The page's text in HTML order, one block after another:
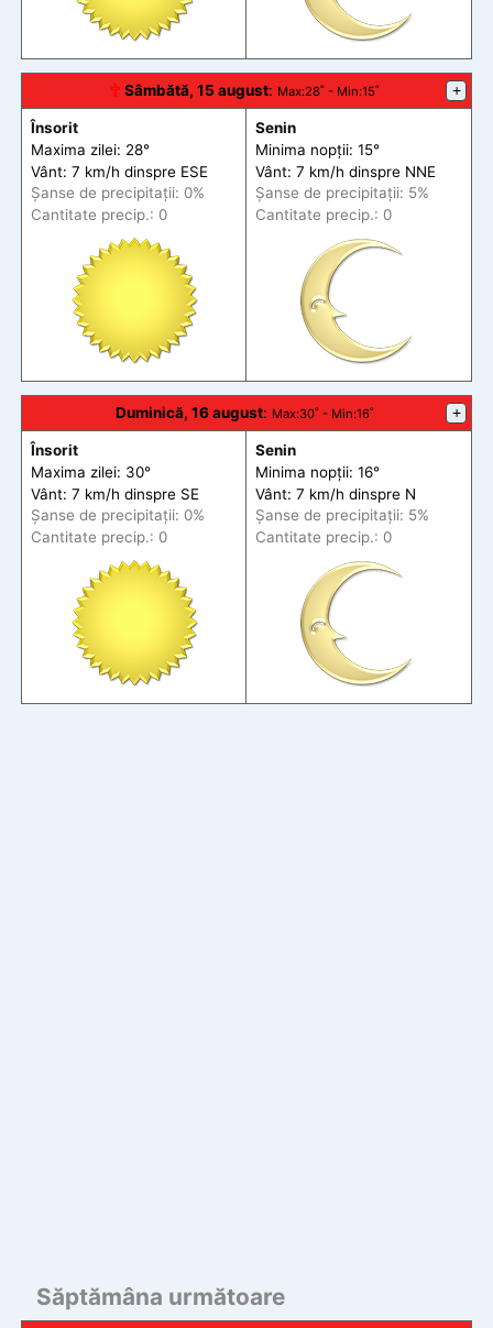
🕆 Sâmbătă, 15 august: Max:28˚ - Min:15˚ +
Însorit
Maxima zilei: 28°
Vânt: 7 km/h dinspre ESE
Șanse de precipitații: 0%
Cantitate precip.: 0
Senin
Minima nopții: 15°
Vânt: 7 km/h dinspre NNE
Șanse de precipitații: 5%
Cantitate precip.: 0
Duminică, 16 august: Max:30˚ - Min:16˚ +
Însorit
Maxima zilei: 30°
Vânt: 7 km/h dinspre SE
Șanse de precipitații: 0%
Cantitate precip.: 0
Senin
Minima nopții: 16°
Vânt: 7 km/h dinspre N
Șanse de precipitații: 5%
Cantitate precip.: 0
Săptămâna următoare